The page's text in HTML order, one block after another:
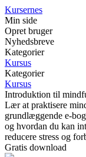
Kursernes
Min side
Opret bruger
Nyhedsbreve
Kategorier
Kursus
Kategorier
Kursus
Introduktion til
Lær at praktisere
grundlæggende e-
og hvordan du kan
reducere stress og
Gratis download